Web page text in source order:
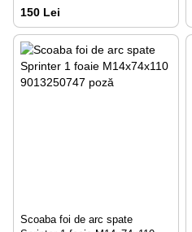
150 Lei
Scoaba foi de arc spate